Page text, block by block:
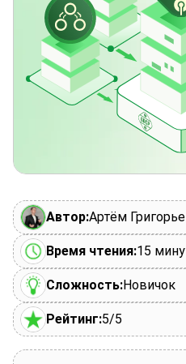
Автор:Артём
Время чтения:15
Сложность:Новичок
Рейтинг:5/5